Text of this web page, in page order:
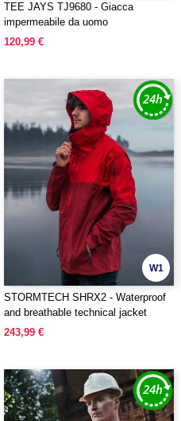
TEE JAYS TJ9680 - Giacca
impermeabile da uomo
120,99 €
W1
STORMTECH SHRX2 - Waterproof
and breathable technical jacket
243,99 €